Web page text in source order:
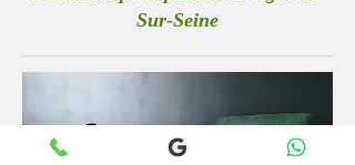
Sur-Seine